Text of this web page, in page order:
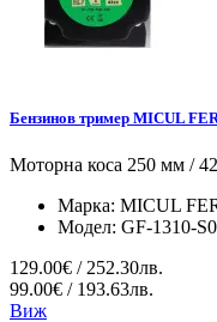
Бензинов тример MICUL
Моторна коса 250 мм /
Марка: MICUL
Модел: GF-1310-
129.00€ / 252.30лв.
99.00€ / 193.63лв.
Виж